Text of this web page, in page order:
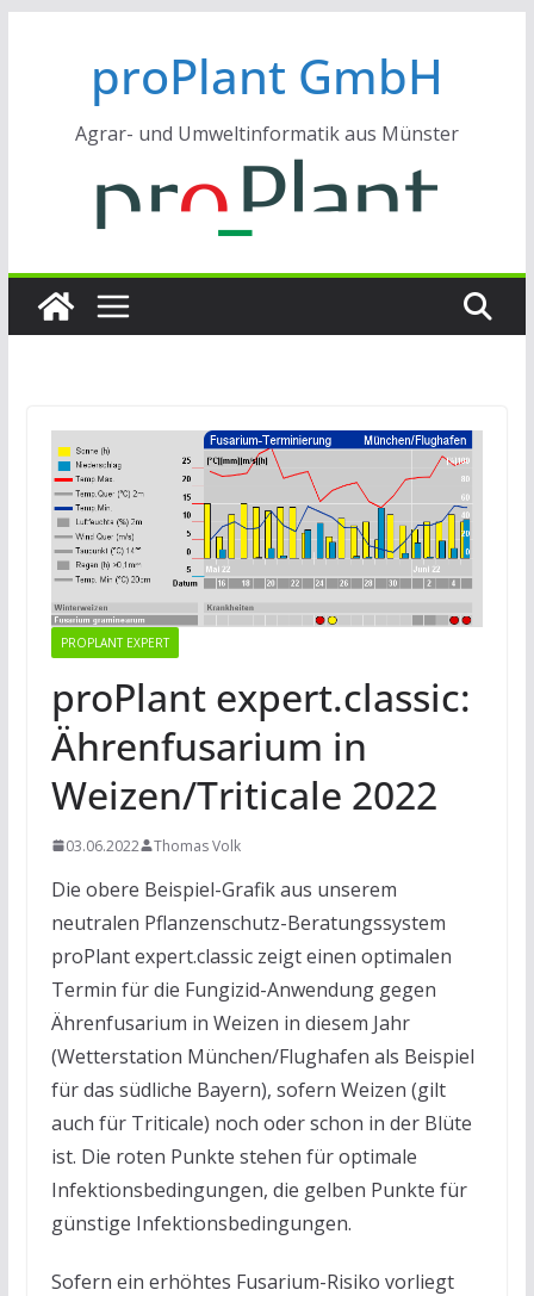
proPlant GmbH
Agrar- und Umweltinformatik aus Münster
PROPLANT EXPERT
proPlant expert.classic:
Ährenfusarium in
Weizen/Triticale 2022
03.06.2022 Thomas Volk
Die obere Beispiel-Grafik aus unserem
neutralen Pflanzenschutz-Beratungssystem
proPlant expert.classic zeigt einen optimalen
Termin für die Fungizid-Anwendung gegen
Ährenfusarium in Weizen in diesem Jahr
(Wetterstation München/Flughafen als Beispiel
für das südliche Bayern), sofern Weizen (gilt
auch für Triticale) noch oder schon in der Blüte
ist. Die roten Punkte stehen für optimale
Infektionsbedingungen, die gelben Punkte für
günstige Infektionsbedingungen.
Sofern ein erhöhtes Fusarium-Risiko vorliegt